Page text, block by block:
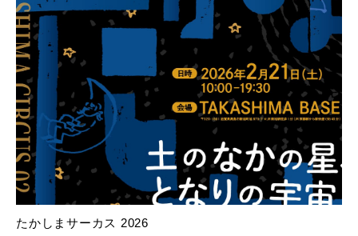
たかしまサーカス 2026